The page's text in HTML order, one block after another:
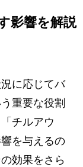
影響を解説
に応じてバ
重要な役割
チルアウ
を与えるの
効果をさら